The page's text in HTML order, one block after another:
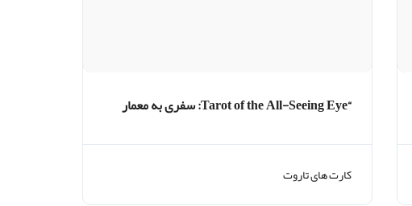
“Tarot of the All-Seeing Eye: سفری به معمار
کارت های تاروت